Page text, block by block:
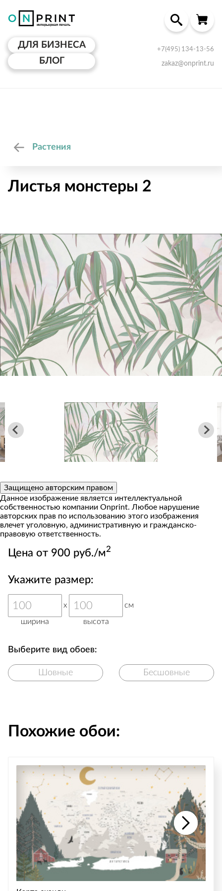
ДЛЯ БИЗНЕСА
БЛОГ
+7(495) 134-13-56
zakaz@onprint.ru
Растения
Листья монстеры 2
Защищено авторским правом
Данное изображение является интеллектуальной
собственностью компании Onprint. Любое нарушение
авторских прав по использованию этого изображения
влечет уголовную, административную и гражданско-
правовую ответственность.
Цена от 900 руб./м2
Укажите размер:
ширина
x
высота
см
Выберите вид обоев:
Шовные Бесшовные
Похожие обои: